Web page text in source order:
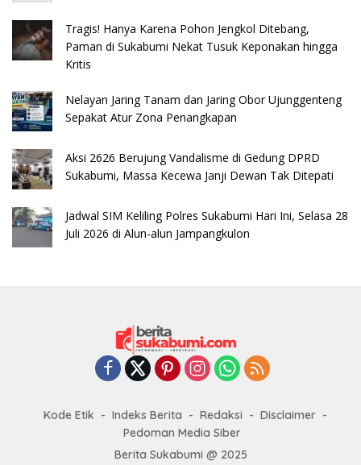
Tragis! Hanya Karena Pohon Jengkol Ditebang,
Paman di Sukabumi Nekat Tusuk Keponakan hingga
Kritis
Nelayan Jaring Tanam dan Jaring Obor Ujunggenteng
Sepakat Atur Zona Penangkapan
​Aksi 2626 Berujung Vandalisme di Gedung DPRD
Sukabumi, Massa Kecewa Janji Dewan Tak Ditepati
Jadwal SIM Keliling Polres Sukabumi Hari Ini, Selasa 28
Juli 2026 di Alun-alun Jampangkulon
Kode Etik Indeks Berita Redaksi
Disclaimer
Pedoman Media Siber
Berita Sukabumi @ 2025